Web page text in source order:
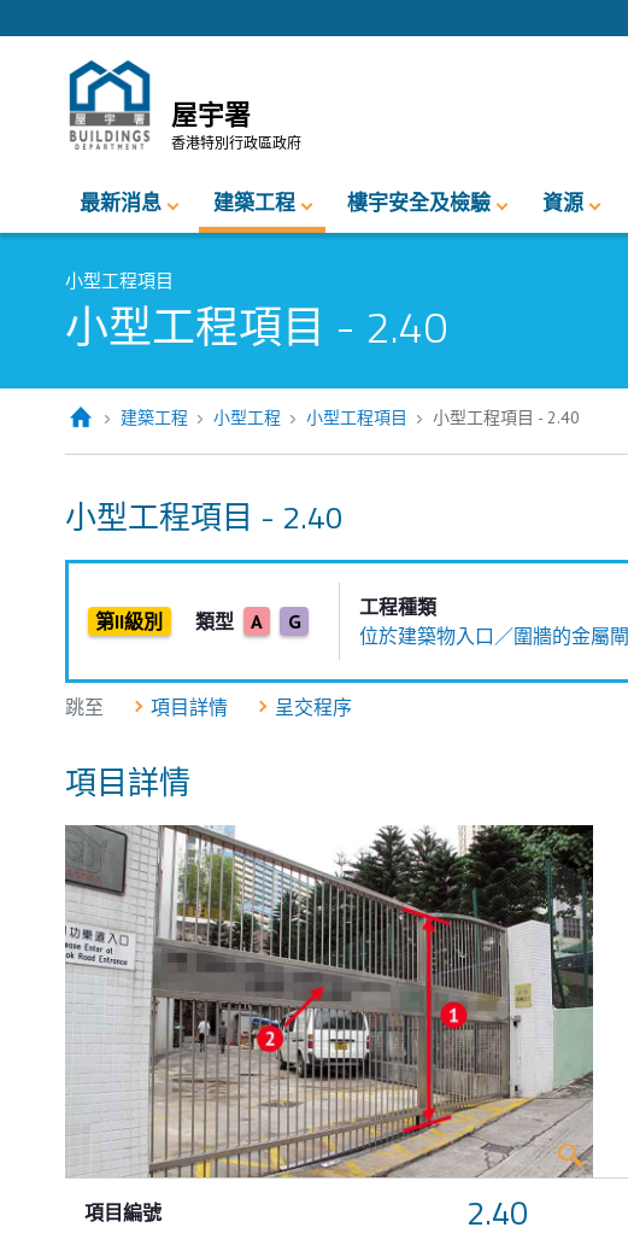
屋宇署
香港特別行政區政府
最新消息 建築工程 樓宇安全及檢驗 資源
小型工程項目
小型工程項目 - 2.40
建築工程 小型工程 小型工程項目 小型工程項目 - 2.40
小型工程項目 - 2.40
第II級別 類型 A G
工程種類
位於建築物入口／圍牆的金屬閘
跳至 項目詳情 呈交程序
項目詳情
項目編號 2.40